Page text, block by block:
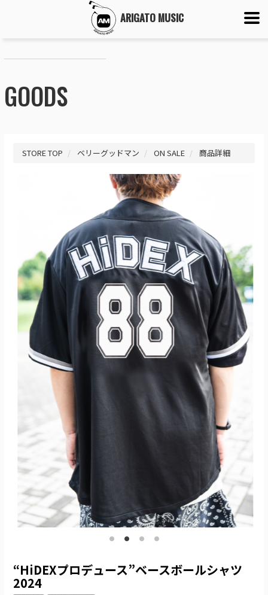
ARIGATO MUSIC
GOODS
STORE TOP ベリーグッドマン ON SALE 商品詳細
“HiDEXプロデュース”ベースボールシャツ
2024